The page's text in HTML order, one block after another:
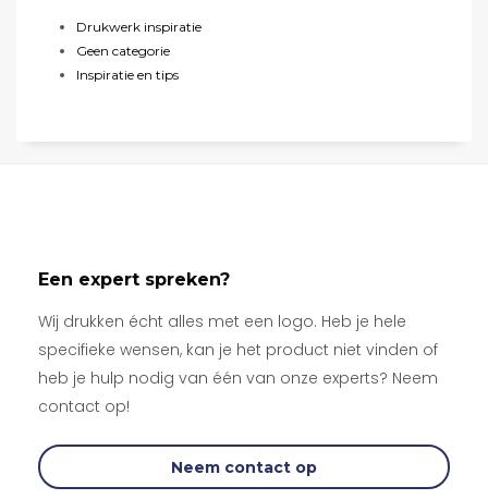
Drukwerk inspiratie
Geen categorie
Inspiratie en tips
Een expert spreken?
Wij drukken écht alles met een logo. Heb je hele
specifieke wensen, kan je het product niet vinden of
heb je hulp nodig van één van onze experts? Neem
contact op!
Neem contact op